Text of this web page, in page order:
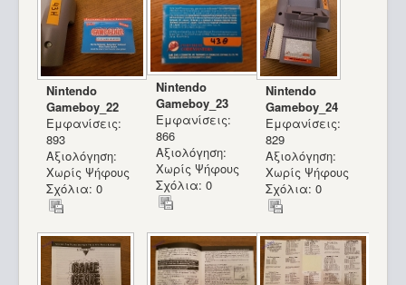
Nintendo
Gameboy_22
Εμφανίσεις:
893
Αξιολόγηση:
Χωρίς Ψήφους
Σχόλια: 0
Nintendo
Gameboy_23
Εμφανίσεις:
866
Αξιολόγηση:
Χωρίς Ψήφους
Σχόλια: 0
Nintendo
Gameboy_24
Εμφανίσεις:
829
Αξιολόγηση:
Χωρίς Ψήφους
Σχόλια: 0